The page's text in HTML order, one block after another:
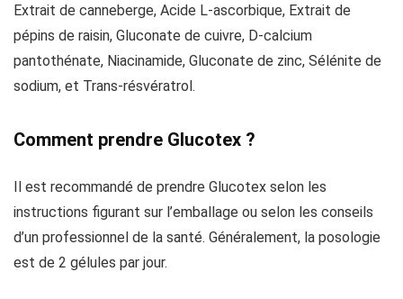
Extrait de canneberge, Acide L-ascorbique, Extrait de
pépins de raisin, Gluconate de cuivre, D-calcium
pantothénate, Niacinamide, Gluconate de zinc, Sélénite de
sodium, et Trans-résvératrol.
Comment prendre Glucotex ?
Il est recommandé de prendre Glucotex selon les
instructions figurant sur l’emballage ou selon les conseils
d’un professionnel de la santé. Généralement, la posologie
est de 2 gélules par jour.